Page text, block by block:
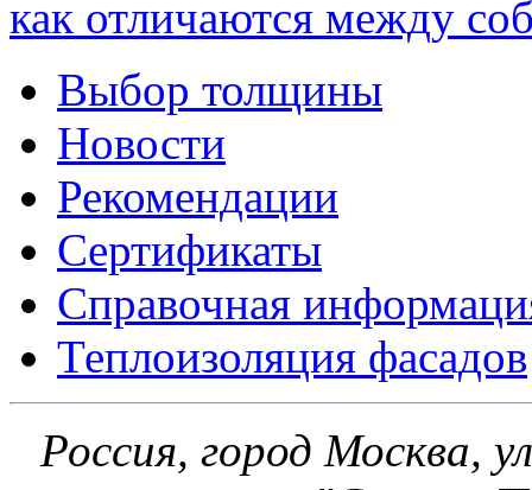
как отличаются между
Выбор толщины
Новости
Рекомендации
Сертификаты
Справочная
Теплоизоляция фасадов
Россия, город Москва,